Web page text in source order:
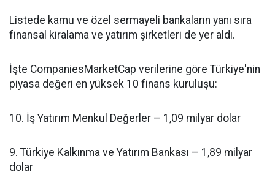
Listede kamu ve özel sermayeli bankaların yanı sıra
finansal kiralama ve yatırım şirketleri de yer aldı.
İşte CompaniesMarketCap verilerine göre Türkiye'nin
piyasa değeri en yüksek 10 finans kuruluşu:
10. İş Yatırım Menkul Değerler – 1,09 milyar dolar
9. Türkiye Kalkınma ve Yatırım Bankası – 1,89 milyar
dolar